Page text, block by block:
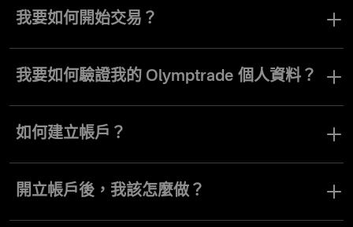
我要如何開始交易？
個交易工具，設定交易金額並確認交易即可。
我要如何驗證我的 Olymptrade 個人資料？
「說明」區域，前往「客服」，然後點一下「聊天」。傳送訊息要
如何建立帳戶？
冊」按鈕即可前往。
開立帳戶後，我該怎麼做？